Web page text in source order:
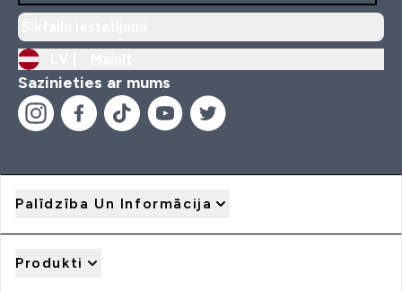
Sazinieties ar mums
Palīdzība Un Informācija
Produkti